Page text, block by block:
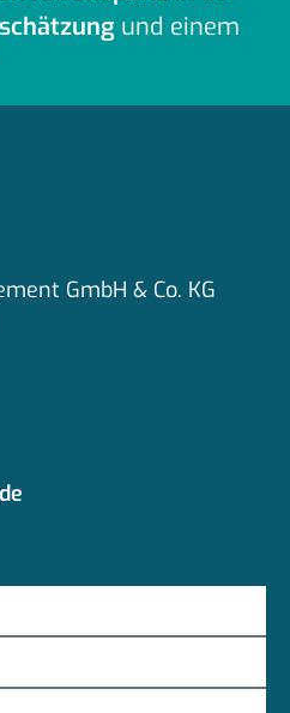
und einem
GmbH & Co. KG